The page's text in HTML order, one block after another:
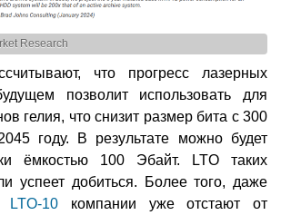
Research
что прогресс лазерных
позволит использовать для
гелия, что снизит размер бита с 300
году. В результате можно будет
ёмкостью 100 Эбайт. LTO таких
успеет добиться. Более того, даже
LTO-10 компании уже отстают от